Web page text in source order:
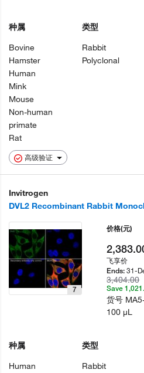
高级验证
种属
Bovine
Hamster
Human
Mink
Mouse
Non-human
primate
Rat
类型
Rabbit
Polyclonal
Invitrogen
DVL2 Recombinant Rabbit
7
种属
Human
类型
Rabbit
价格(元)
飞享价
Ends:31-
3,404.00
Save
货号
100 µL